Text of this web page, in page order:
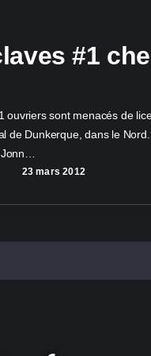
#1
ouvriers sont menacés de
de Dunkerque, dans le
Jonn…
23 mars 2012